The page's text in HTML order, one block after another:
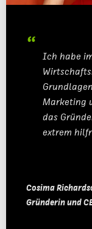
Ich habe
Marketing
das
extrem
Cosima
Gründerin und